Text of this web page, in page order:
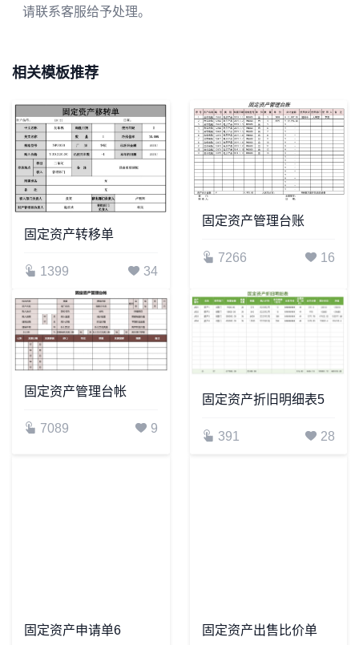
请联系客服给予处理。
相关模板推荐
固定资产转移单
1399 34
固定资产管理台账
7266 16
固定资产管理台帐
7089 9
固定资产折旧明细表5
391 28
固定资产申请单6 固定资产出售比价单